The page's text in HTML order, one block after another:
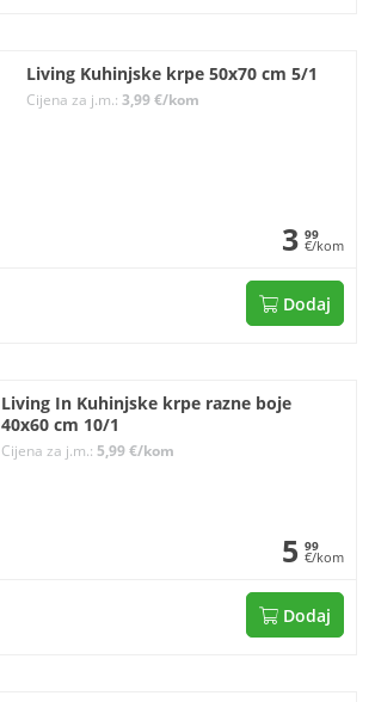
Living Kuhinjske krpe 50x70 cm 5/1
Cijena za j.m.: 3,99 €/kom
3 99
€/kom
Dodaj
Living In Kuhinjske krpe razne boje
40x60 cm 10/1
Cijena za j.m.:5,99 €/kom
5 99
€/kom
Dodaj